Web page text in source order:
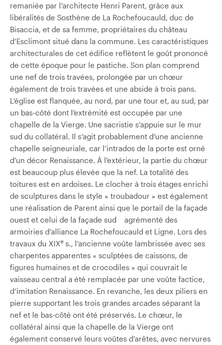
remaniée par l’architecte Henri Parent, grâce aux
libéralités de Sosthène de La Rochefoucauld, duc de
Bisaccia, et de sa femme, propriétaires du château
d’Esclimont situé dans la commune. Les caractéristiques
architecturales de cet édifice reflètent le goût prononcé
de cette époque pour le pastiche. Son plan comprend
une nef de trois travées, prolongée par un chœur
également de trois travées et une abside à trois pans.
L’église est flanquée, au nord, par une tour et, au sud, par
un bas-côté dont l’extrémité est occupée par une
chapelle de la Vierge. Une sacristie s’appuie sur le mur
sud du collatéral. Il s’agit probablement d’une ancienne
chapelle seigneuriale, car l’intrados de la porte est orné
d’un décor Renaissance. À l’extérieur, la partie du chœur
est beaucoup plus élevée que la nef. La totalité des
toitures est en ardoises. Le clocher à trois étages enrichi
de sculptures dans le style « troubadour » est également
une réalisation de Parent ainsi que le portail de la façade
ouest et celui de la façade sud agrémenté des
armoiries d’alliance La Rochefoucauld et Ligne. Lors des
travaux du XIXe s., l’ancienne voûte lambrissée avec ses
charpentes apparentes « sculptées de caissons, de
figures humaines et de crocodiles » qui couvrait le
vaisseau central a été remplacée par une voûte factice,
d’imitation Renaissance. En revanche, les deux piliers en
pierre supportant les trois grandes arcades séparant la
nef et le bas-côté ont été préservés. Le chœur, le
collatéral ainsi que la chapelle de la Vierge ont
également conservé leurs voûtes d’arêtes, avec nervures